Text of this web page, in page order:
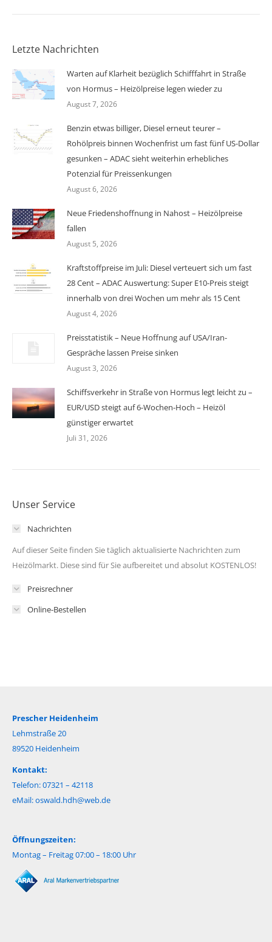
Letzte Nachrichten
Warten auf Klarheit bezüglich Schifffahrt in Straße
von Hormus – Heizölpreise legen wieder zu
August 7, 2026
Benzin etwas billiger, Diesel erneut teurer –
Rohölpreis binnen Wochenfrist um fast fünf US-Dollar
gesunken – ADAC sieht weiterhin erhebliches
Potenzial für Preissenkungen
August 6, 2026
Neue Friedenshoffnung in Nahost – Heizölpreise
fallen
August 5, 2026
Kraftstoffpreise im Juli: Diesel verteuert sich um fast
28 Cent – ADAC Auswertung: Super E10-Preis steigt
innerhalb von drei Wochen um mehr als 15 Cent
August 4, 2026
Preisstatistik – Neue Hoffnung auf USA/Iran-
Gespräche lassen Preise sinken
August 3, 2026
Schiffsverkehr in Straße von Hormus legt leicht zu –
EUR/USD steigt auf 6-Wochen-Hoch – Heizöl
günstiger erwartet
Juli 31, 2026
Unser Service
Nachrichten
Auf dieser Seite finden Sie täglich aktualisierte Nachrichten zum
Heizölmarkt. Diese sind für Sie aufbereitet und absolut KOSTENLOS!
Preisrechner
Online-Bestellen
Prescher Heidenheim
Lehmstraße 20
89520 Heidenheim
Kontakt:
Telefon: 07321 – 42118
eMail:oswald.hdh@web.de
Öffnungszeiten:
Montag – Freitag 07:00 – 18:00 Uhr